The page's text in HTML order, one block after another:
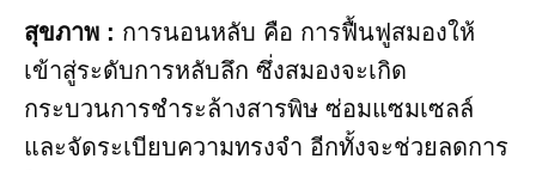
สุขภาพ : การนอนหลับ คือ การฟื้นฟูสมองให้
เข้าสู่ระดับการหลับลึก ซึ่งสมองจะเกิด
กระบวนการชำระล้างสารพิษ ซ่อมแซมเซลล์
และจัดระเบียบความทรงจำ อีกทั้งจะช่วยลดการ